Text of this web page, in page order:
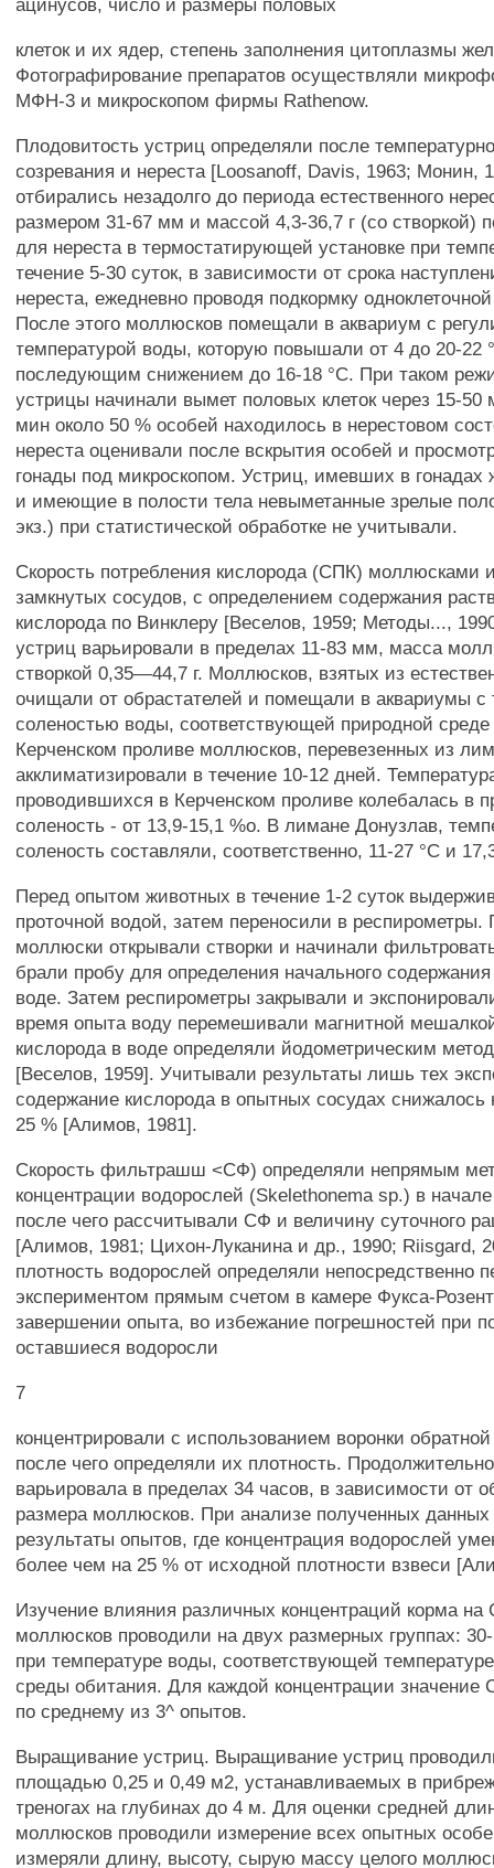
ацинусов, число и размеры половых
клеток и их ядер, степень заполнения цитоплазмы
Фотографирование препаратов осуществляли
МФН-3 и микроскопом фирмы Rathenow.
Плодовитость устриц определяли после
созревания и нереста [Loosanoff, Davis, 1963; Монин,
отбирались незадолго до периода естественного
размером 31-67 мм и массой 4,3-36,7 г (со створкой)
для нереста в термостатирующей установке при
течение 5-30 суток, в зависимости от срока
нереста, ежедневно проводя подкормку
После этого моллюсков помещали в аквариум с
температурой воды, которую повышали от 4 до 20-22
последующим снижением до 16-18 °С. При таком
устрицы начинали вымет половых клеток через 15-50
мин около 50 % особей находилось в нерестовом
нереста оценивали после вскрытия особей и
гонады под микроскопом. Устриц, имевших в гонадах
и имеющие в полости тела невыметанные зрелые
экз.) при статистической обработке не учитывали.
Скорость потребления кислорода (СПК) моллюсками
замкнутых сосудов, с определением содержания
кислорода по Винклеру [Веселов, 1959; Методы...,
устриц варьировали в пределах 11-83 мм, масса
створкой 0,35—44,7 г. Моллюсков, взятых из
очищали от обрастателей и помещали в аквариумы с
соленостью воды, соответствующей природной
Керченском проливе моллюсков, перевезенных из
акклиматизировали в течение 10-12 дней.
проводившихся в Керченском проливе колебалась в
соленость - от 13,9-15,1 %о. В лимане Донузлав,
соленость составляли, соответственно, 11-27 °С и
Перед опытом животных в течение 1-2 суток
проточной водой, затем переносили в респирометры.
моллюски открывали створки и начинали
брали пробу для определения начального
воде. Затем респирометры закрывали и
время опыта воду перемешивали магнитной
кислорода в воде определяли йодометрическим
[Веселов, 1959]. Учитывали результаты лишь тех
содержание кислорода в опытных сосудах
25 % [Алимов, 1981].
Скорость фильтрашш <СФ) определяли непрямым
концентрации водорослей (Skelethonema sp.) в
после чего рассчитывали СФ и величину суточного
[Алимов, 1981; Цихон-Луканина и др., 1990; Riisgard,
плотность водорослей определяли непосредственно
экспериментом прямым счетом в камере Фукса-
завершении опыта, во избежание погрешностей при
оставшиеся водоросли
7
концентрировали с использованием воронки
после чего определяли их плотность.
варьировала в пределах 34 часов, в зависимости от
размера моллюсков. При анализе полученных данных
результаты опытов, где концентрация водорослей
более чем на 25 % от исходной плотности взвеси
Изучение влияния различных концентраций корма
моллюсков проводили на двух размерных группах:
при температуре воды, соответствующей
среды обитания. Для каждой концентрации значение
по среднему из 3^ опытов.
Выращивание устриц. Выращивание устриц
площадью 0,25 и 0,49 м2, устанавливаемых в
треногах на глубинах до 4 м. Для оценки средней
моллюсков проводили измерение всех опытных
измеряли длину, высоту, сырую массу целого